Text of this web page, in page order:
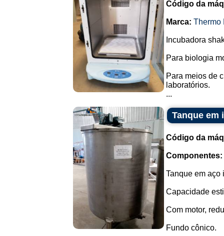
Código da
Marca: Thermo
Incubadora
Para biologia
Para meios de
laboratórios.
...
Tanque em
Código da
Componentes:
Tanque em aço
Capacidade
Com motor,
Fundo cônico.